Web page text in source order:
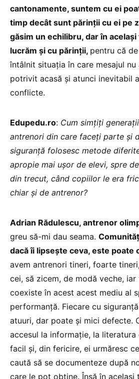
cantonamente, suntem cu ei
timp decât sunt părinții cu ei pe
găsim un echilibru, dar în
lucrăm și cu părinții, pentru că
întâlnit situația în care mesajul
potrivit acasă și atunci inevitabil
conflicte.
Edupedu.ro: Cum simțiți
antrenori din care faceți parte și
siguranță folosesc metode
apropie mai ușor de elevi, spre
din trecut, când copiilor le era
chiar și de antrenor?
Adrian Rădulescu, antrenor
greu să-mi dau seama.
dacă îi lipsește ceva, este poate
avem antrenori tineri, foarte
cei, să zicem, de modă veche,
coexiste în acest acest mediu al
performanță. Fiecare cu
atuuri, dar poate și mici defecte.
accesul la informație, la
facil și, din fericire, ei urmăresc
caută să se documenteze după
care le pot obține. Însă în